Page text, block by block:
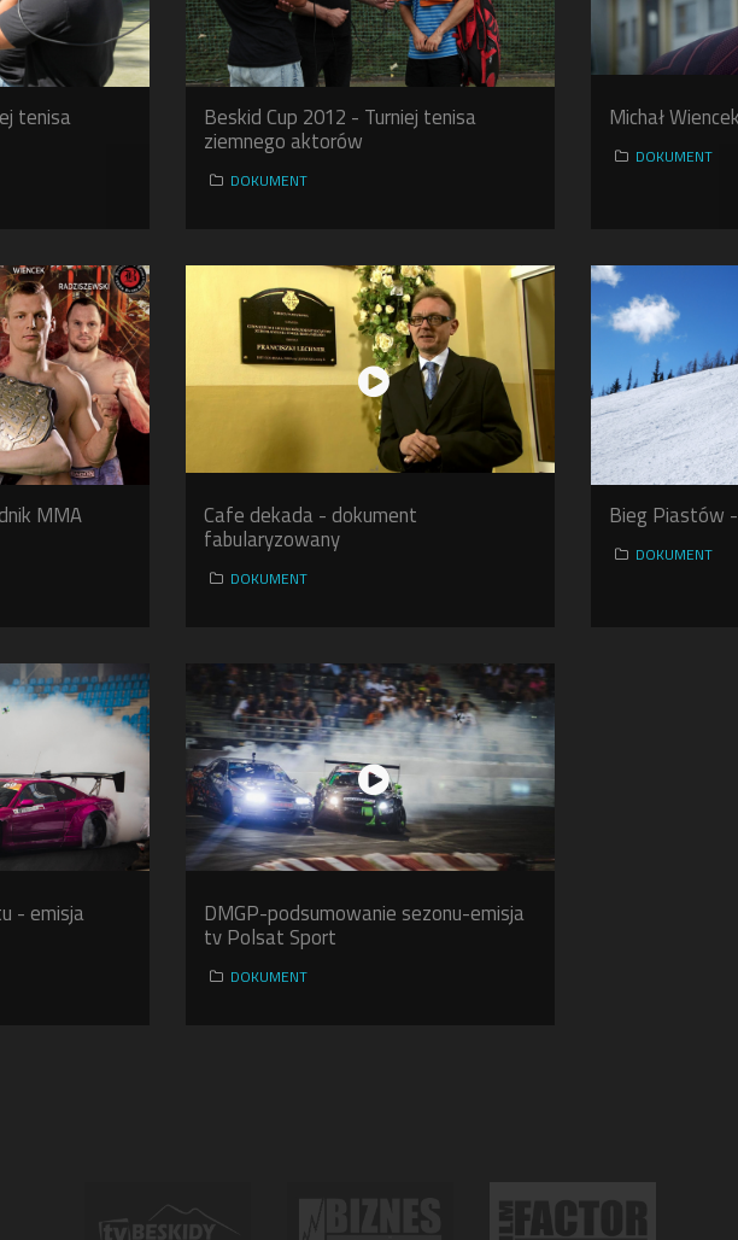
tenisa Beskid Cup 2012 - Turniej tenisa
ziemnego aktorów
DOKUMENT
Michał
DOKUMENT
MMA Cafe dekada - dokument
fabularyzowany
DOKUMENT
Bieg Piastów
DOKUMENT
- emisja DMGP-podsumowanie sezonu-emisja
tv Polsat Sport
DOKUMENT